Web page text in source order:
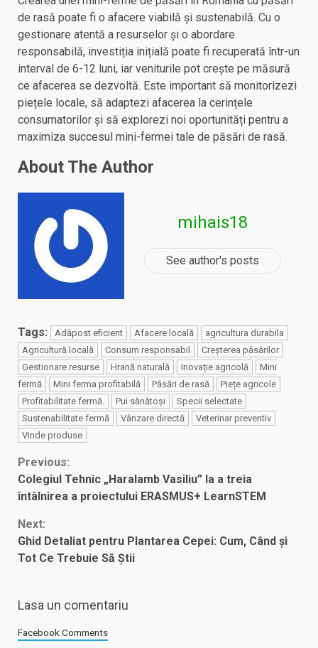
de rasă poate fi o afacere viabilă și sustenabilă. Cu o
gestionare atentă a resurselor și o abordare
responsabilă, investiția inițială poate fi recuperată într-un
interval de 6-12 luni, iar veniturile pot crește pe măsură
ce afacerea se dezvoltă. Este important să monitorizezi
piețele locale, să adaptezi afacerea la cerințele
consumatorilor și să explorezi noi oportunități pentru a
maximiza succesul mini-fermei tale de păsări de rasă.
About The Author
mihais18
See author's posts
Tags: Adăpost eficient Afacere locală
agricultura durabila
Agricultură locală
Consum responsabil
Creșterea păsărilor
Gestionare resurse
Hrană naturală Inovație agricolă
Mini
fermă
Mini ferma profitabilă Păsări de rasă
Piețe agricole
Profitabilitate fermă.
Pui sănătoși
Specii selectate
Sustenabilitate fermă
Vânzare directă
Veterinar preventiv
Vinde produse
Continue
Reading
Previous:
Colegiul Tehnic „Haralamb Vasiliu” la a treia
întâlnirea a proiectului ERASMUS+ LearnSTEM
Next:
Ghid Detaliat pentru Plantarea Cepei: Cum, Când și
Tot Ce Trebuie Să Știi
Lasa un comentariu
Facebook Comments